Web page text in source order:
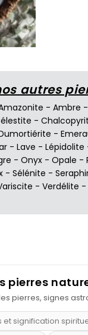
autres
- Ambre -
-
-
- Lave - Lépidolite
- Onyx - Opale -
- Sélénite -
- Verdélite -
pierres
pierres, signes
et signification